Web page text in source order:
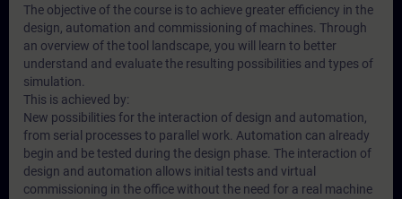
The objective of the course is to achieve greater efficiency in the
design, automation and commissioning of machines. Through
an overview of the tool landscape, you will learn to better
understand and evaluate the resulting possibilities and types of
simulation.
This is achieved by:
New possibilities for the interaction of design and automation,
from serial processes to parallel work. Automation can already
begin and be tested during the design phase. The interaction of
design and automation allows initial tests and virtual
commissioning in the office without the need for a real machine